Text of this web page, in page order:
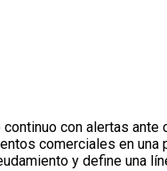
con alertas
comerciales en
y define una